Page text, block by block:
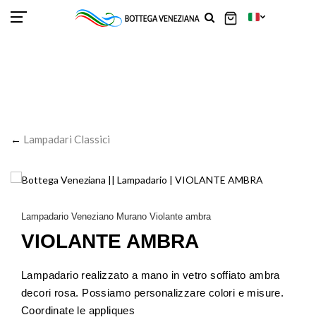
← Lampadari Classici
Lampadario Veneziano Murano Violante ambra
VIOLANTE AMBRA
Lampadario realizzato a mano in vetro soffiato ambra
decori rosa. Possiamo personalizzare colori e misure.
Coordinate le appliques